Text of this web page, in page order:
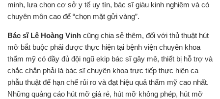
minh, lựa chọn cơ sở y tế uy tín, bác sĩ giàu kinh nghiệm và có
chuyên môn cao để “chọn mặt gửi vàng”.
Bác sĩ Lê Hoàng Vinh cũng chia sẻ thêm, đối với thủ thuật hút
mỡ bắt buộc phải được thực hiện tại bệnh viện chuyên khoa
thẩm mỹ có đầy đủ đội ngũ ekip bác sĩ gây mê, thiết bị hỗ trợ và
chắc chắn phải là bác sĩ chuyên khoa trực tiếp thực hiện ca
phẫu thuật để hạn chế rủi ro và đạt hiệu quả thẩm mỹ cao nhất.
Những quảng cáo hút mỡ giá rẻ, hút mỡ không phép, hút mỡ